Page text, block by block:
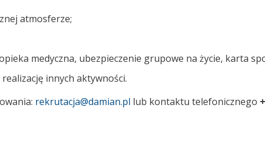
atmosferze;
medyczna, ubezpieczenie grupowe na życie, karta
innych aktywności.
rekrutacja@damian.pl lub kontaktu telefonicznego